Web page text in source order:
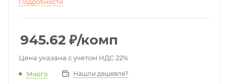
Подробности
945.62 ₽/комп
Цена указана с учетом НДС 22%
Много Нашли дешевле?